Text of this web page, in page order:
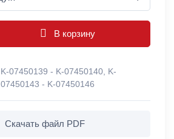
В корзину
K-07450139 - K-07450140, K-
07450143 - K-07450146
Скачать файл PDF